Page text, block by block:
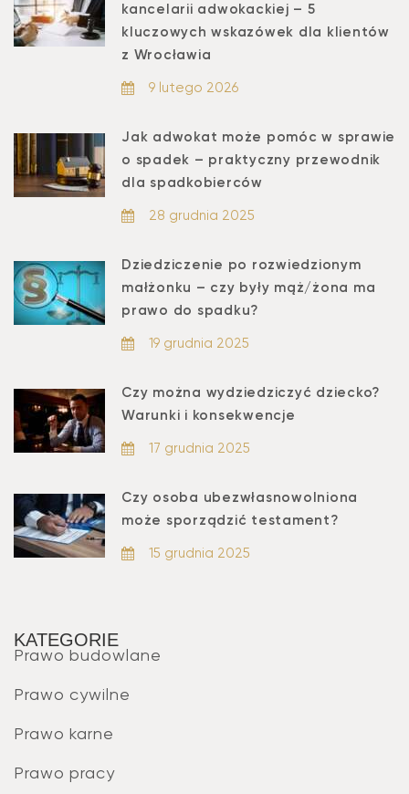
kancelarii adwokackiej – 5
kluczowych wskazówek dla klientów
z Wrocławia
9 lutego 2026
Jak adwokat może pomóc w sprawie
o spadek – praktyczny przewodnik
dla spadkobierców
28 grudnia 2025
Dziedziczenie po rozwiedzionym
małżonku – czy były mąż/żona ma
prawo do spadku?
19 grudnia 2025
Czy można wydziedziczyć dziecko?
Warunki i konsekwencje
17 grudnia 2025
Czy osoba ubezwłasnowolniona
może sporządzić testament?
15 grudnia 2025
KATEGORIE
Prawo budowlane
Prawo cywilne
Prawo karne
Prawo pracy